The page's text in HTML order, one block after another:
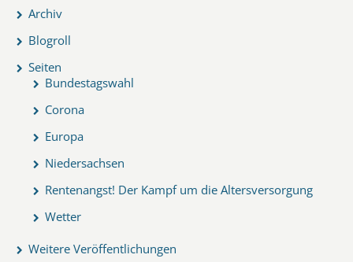
Archiv
Blogroll
Seiten
Bundestagswahl
Corona
Europa
Niedersachsen
Rentenangst! Der Kampf um die Altersversorgung
Wetter
Weitere Veröffentlichungen